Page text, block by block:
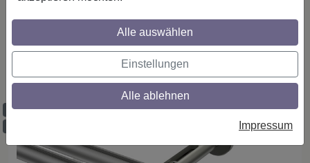
Gardinenstangen mit Innenlauf aus
Aluminium / Metall in 20 mm Ø, 2-läufig,
Modell SITENO - Tanara Silbergrau /
Edelstahl-Optik
Maßzuschnitt möglich
Alle auswählen
Einstellungen
Alle ablehnen
Impressum